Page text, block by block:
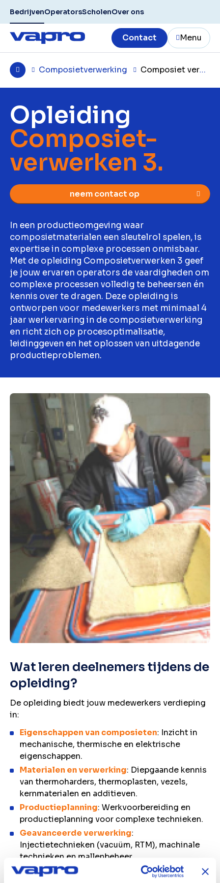
BedrijvenOperatorsScholenOver ons
Contact Menu
Opleiding
Composiet-
verwerken 3.
neem contact op
In een productieomgeving waar
composietmaterialen een sleutelrol spelen, is
expertise in complexe processen onmisbaar.
Met de opleiding Composietverwerken 3 geef
je jouw ervaren operators de vaardigheden om
complexe processen volledig te beheersen én
kennis over te dragen. Deze opleiding is
ontworpen voor medewerkers met minimaal 4
jaar werkervaring in de composietverwerking
en richt zich op procesoptimalisatie,
leidinggeven en het oplossen van uitdagende
productieproblemen.
Composietverwerking Composiet verwerken 3
Wat leren deelnemers tijdens de
opleiding?
De opleiding biedt jouw medewerkers verdieping
in:
Eigenschappen van composieten: Inzicht in
mechanische, thermische en elektrische
eigenschappen.
Materialen en verwerking: Diepgaande kennis
van thermoharders, thermoplasten, vezels,
kernmaterialen en additieven.
Productieplanning: Werkvoorbereiding en
productieplanning voor complexe technieken.
Geavanceerde verwerking:
Injectietechnieken (vacuüm, RTM), machinale
technieken en mallenbeheer.
Schadeherstel